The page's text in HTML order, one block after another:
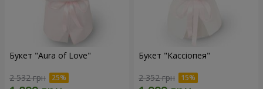
Букет "Aura of Love"
2 532 грн
Букет "Кассіопея"
2 352 грн